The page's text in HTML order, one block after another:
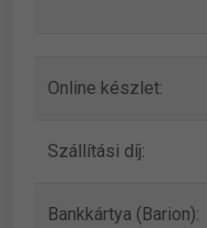
Online készlet:
Szállítási díj:
Bankkártya (Barion):